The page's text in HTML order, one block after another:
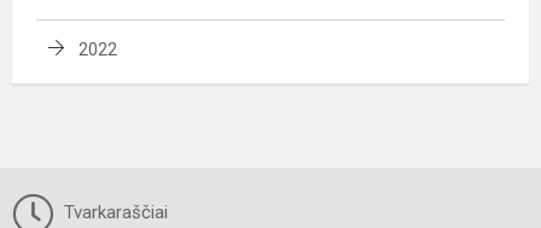
2022
Tvarkaraščiai